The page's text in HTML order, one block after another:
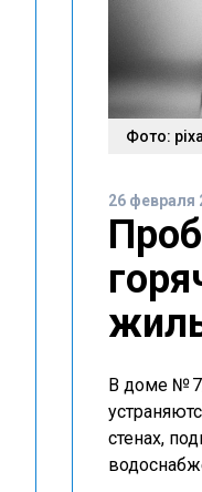
Фото:
26 февраля
В доме №
стенах,